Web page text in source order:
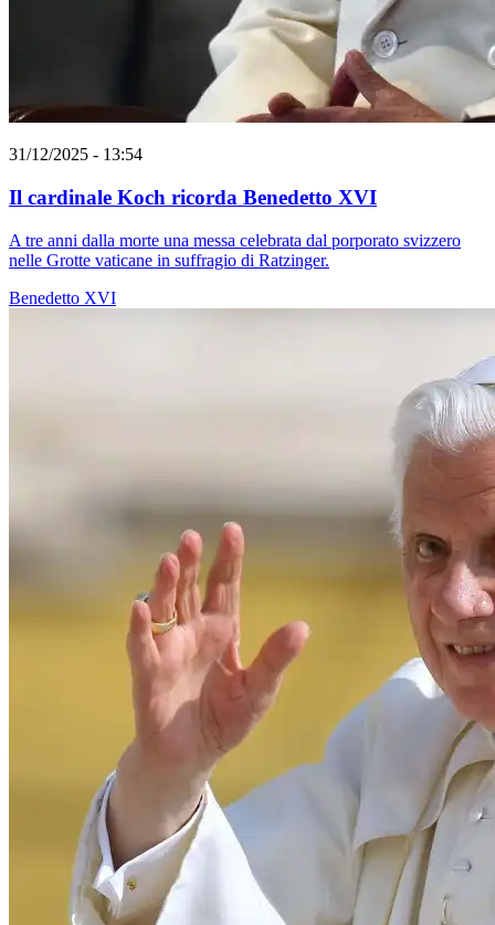
31/12/2025 - 13:54
Il cardinale Koch ricorda Benedetto XVI
A tre anni dalla morte una messa celebrata dal porporato svizzero
nelle Grotte vaticane in suffragio di Ratzinger.
Benedetto XVI